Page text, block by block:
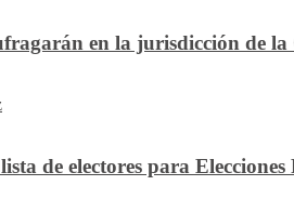
en la jurisdicción de
de electores para